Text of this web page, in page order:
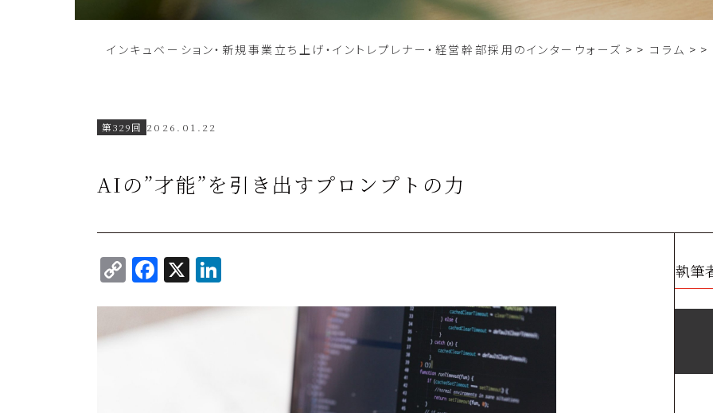
インキュベーション・新規事業立ち上げ・イントレプレナー・経営幹部採用のインターウォーズ > コラム >
第329回 2026.01.22
AIの”才能”を引き出すプロンプトの力
C
p
y
F
c
X
k
執筆